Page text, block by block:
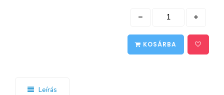
KOSÁRBA
Leírás